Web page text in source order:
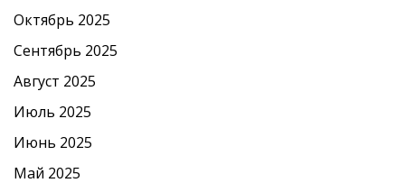
Октябрь 2025
Сентябрь 2025
Август 2025
Июль 2025
Июнь 2025
Май 2025